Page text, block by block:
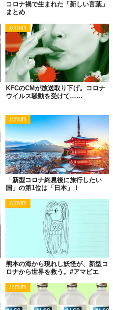
コロナ禍で生まれた「新しい言葉」
まとめ
ACTIVITY
KFCのCMが放送取り下げ。コロナ
ウイルス騒動を受けて……
ACTIVITY
「新型コロナ終息後に旅行したい
国」の第1位は「日本」！
ACTIVITY
熊本の海から現れし妖怪が、新型コ
ロナから世界を救う。#アマビエ
ACTIVITY